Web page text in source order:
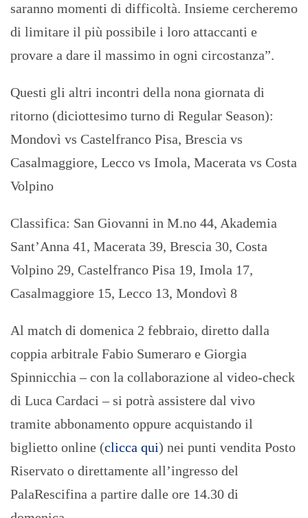
saranno momenti di difficoltà. Insieme cercheremo
di limitare il più possibile i loro attaccanti e
provare a dare il massimo in ogni circostanza”.
Questi gli altri incontri della nona giornata di
ritorno (diciottesimo turno di Regular Season):
Mondovì vs Castelfranco Pisa, Brescia vs
Casalmaggiore, Lecco vs Imola, Macerata vs Costa
Volpino
Classifica: San Giovanni in M.no 44, Akademia
Sant’Anna 41, Macerata 39, Brescia 30, Costa
Volpino 29, Castelfranco Pisa 19, Imola 17,
Casalmaggiore 15, Lecco 13, Mondovì 8
Al match di domenica 2 febbraio, diretto dalla
coppia arbitrale Fabio Sumeraro e Giorgia
Spinnicchia – con la collaborazione al video-check
di Luca Cardaci – si potrà assistere dal vivo
tramite abbonamento oppure acquistando il
biglietto online (clicca qui) nei punti vendita Posto
Riservato o direttamente all’ingresso del
PalaRescifina a partire dalle ore 14.30 di